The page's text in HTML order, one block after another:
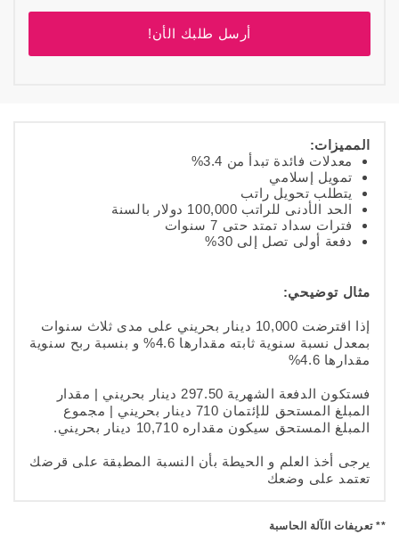
أرسل طلبك الأن!
المميزات:
معدلات فائدة تبدأ من 3.4%
تمويل إسلامي
يتطلب تحويل راتب
الحد الأدنى للراتب 100,000 دولار بالسنة
فترات سداد تمتد حتى 7 سنوات
دفعة أولى تصل إلى 30%
مثال توضيحي:
إذا اقترضت 10,000 دينار بحريني على مدى ثلاث سنوات
بمعدل نسبة سنوية ثابته مقدارها 4.6% و بنسبة ربح سنوية
مقدارها 4.6%
فستكون الدفعة الشهرية 297.50 دينار بحريني | مقدار
المبلغ المستحق للإئتمان 710 دينار بحريني | مجموع
المبلغ المستحق سيكون مقداره 10,710 دينار بحريني.
يرجى أخذ العلم و الحيطة بأن النسبة المطبقة على قرضك
تعتمد على وضعك
** تعريفات الآلة الحاسبة